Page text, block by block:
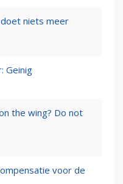
niets meer
Geinig
the wing? Do not
voor de